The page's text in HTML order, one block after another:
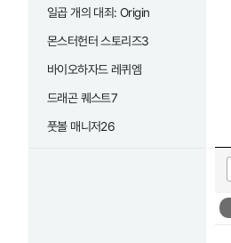
일곱 개의 대죄: Origin
몬스터헌터 스토리즈3
바이오하자드 레퀴엠
드래곤 퀘스트7
풋볼 매니저26